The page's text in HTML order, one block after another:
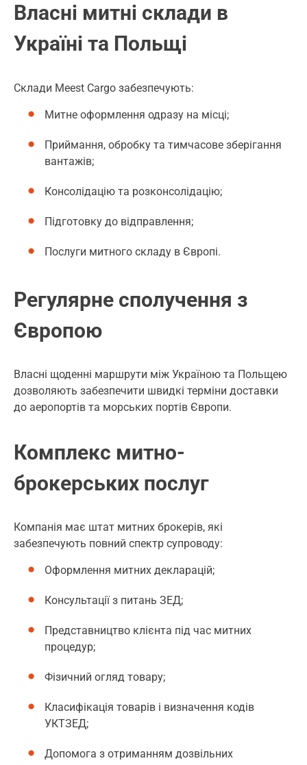
Власні митні склади в
Україні та Польщі
Склади Meest Cargo забезпечують:
Митне оформлення одразу на місці;
Приймання, обробку та тимчасове зберігання
вантажів;
Консолідацію та розконсолідацію;
Підготовку до відправлення;
Послуги митного складу в Європі.
Регулярне сполучення з
Європою
Власні щоденні маршрути між Україною та Польщею
дозволяють забезпечити швидкі терміни доставки
до аеропортів та морських портів Європи.
Комплекс митно-
брокерських послуг
Компанія має штат митних брокерів, які
забезпечують повний спектр супроводу:
Оформлення митних декларацій;
Консультації з питань ЗЕД;
Представництво клієнта під час митних
процедур;
Фізичний огляд товару;
Класифікація товарів і визначення кодів
УКТЗЕД;
Допомога з отриманням дозвільних